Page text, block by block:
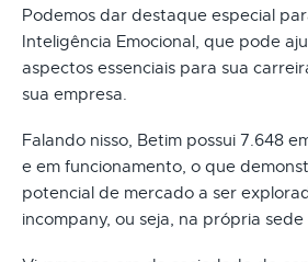
Podemos dar destaque especial
Inteligência Emocional, que pode
aspectos essenciais para sua
sua empresa.
Falando nisso, Betim possui 7.648
e em funcionamento, o que
potencial de mercado a ser
incompany, ou seja, na própria sede